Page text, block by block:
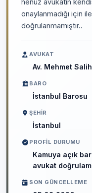
henüz avukatın
onaylanmadığı için
doğrulanmamıştır..
AVUKAT
Av. Mehmet
BARO
İstanbul Barosu
ŞEHIR
İstanbul
PROFIL DURUMU
Kamuya açık
avukat
SON GÜNCELLEME